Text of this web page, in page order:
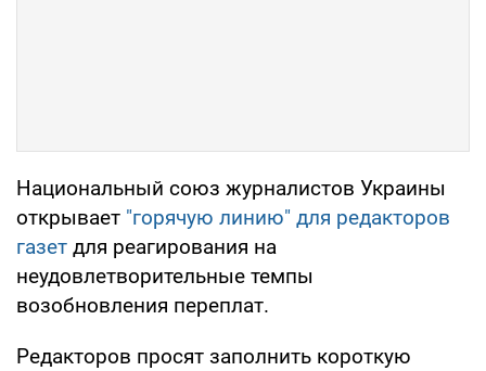
Национальный союз журналистов Украины
открывает "горячую линию" для редакторов
газет для реагирования на
неудовлетворительные темпы
возобновления переплат.
Редакторов просят заполнить короткую